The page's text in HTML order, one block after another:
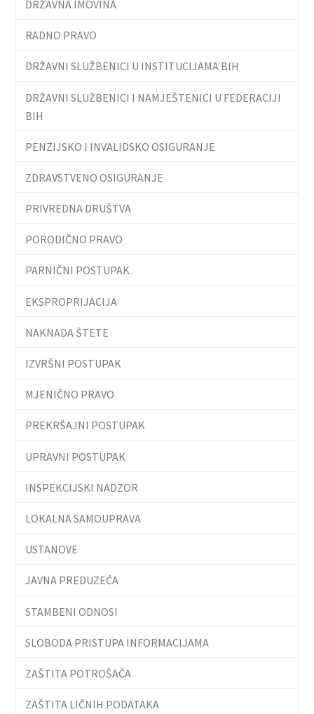
DRŽAVNA IMOVINA
RADNO PRAVO
DRŽAVNI SLUŽBENICI U INSTITUCIJAMA BIH
DRŽAVNI SLUŽBENICI I NAMJEŠTENICI U FEDERACIJI
BIH
PENZIJSKO I INVALIDSKO OSIGURANJE
ZDRAVSTVENO OSIGURANJE
PRIVREDNA DRUŠTVA
PORODIČNO PRAVO
PARNIČNI POSTUPAK
EKSPROPRIJACIJA
NAKNADA ŠTETE
IZVRŠNI POSTUPAK
MJENIČNO PRAVO
PREKRŠAJNI POSTUPAK
UPRAVNI POSTUPAK
INSPEKCIJSKI NADZOR
LOKALNA SAMOUPRAVA
USTANOVE
JAVNA PREDUZEĆA
STAMBENI ODNOSI
SLOBODA PRISTUPA INFORMACIJAMA
ZAŠTITA POTROŠAČA
ZAŠTITA LIČNIH PODATAKA